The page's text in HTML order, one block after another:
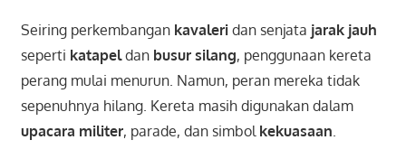
Seiring perkembangan kavaleridan senjata jarak jauh
seperti katapeldan busur silang, penggunaan kereta
perang mulai menurun. Namun, peran mereka tidak
sepenuhnya hilang. Kereta masih digunakan dalam
upacara militer, parade, dan simbol kekuasaan.